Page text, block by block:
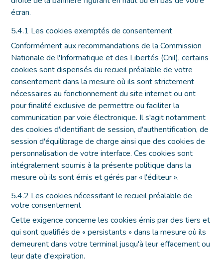
écran.
5.4.1 Les cookies exemptés de consentement
Conformément aux recommandations de la Commission
Nationale de l'Informatique et des Libertés (Cnil), certains
cookies sont dispensés du recueil préalable de votre
consentement dans la mesure où ils sont strictement
nécessaires au fonctionnement du site internet ou ont
pour finalité exclusive de permettre ou faciliter la
communication par voie électronique. Il s'agit notamment
des cookies d'identifiant de session, d'authentification, de
session d'équilibrage de charge ainsi que des cookies de
personnalisation de votre interface. Ces cookies sont
intégralement soumis à la présente politique dans la
mesure où ils sont émis et gérés par « l'éditeur ».
5.4.2 Les cookies nécessitant le recueil préalable de
votre consentement
Cette exigence concerne les cookies émis par des tiers et
qui sont qualifiés de « persistants » dans la mesure où ils
demeurent dans votre terminal jusqu'à leur effacement ou
leur date d'expiration.